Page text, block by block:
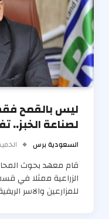
ليس بالقمح
لصناعة الخبز..
السعودية برس الخميس 06
قام معهد بحوث
الزراعية ممثلا في
للمزارعين والاسر